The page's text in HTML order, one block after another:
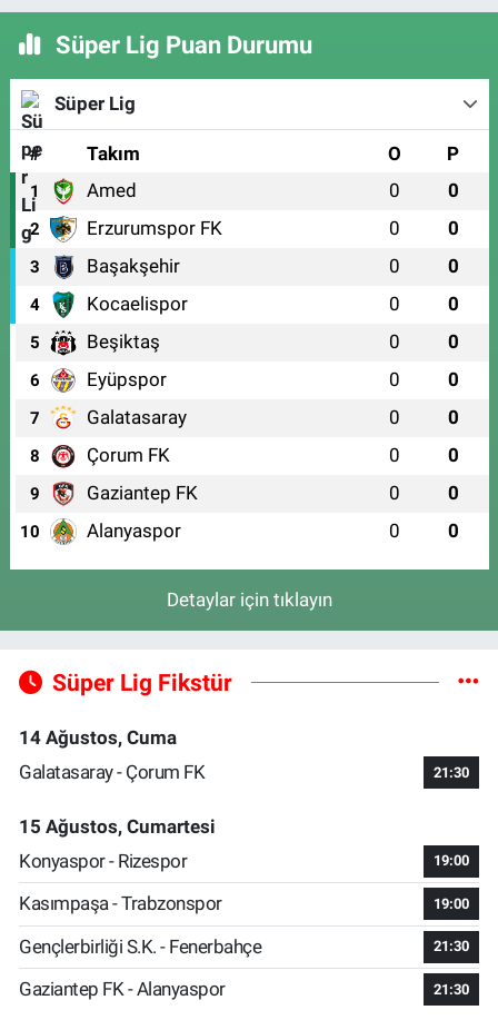
Süper Lig Puan Durumu
Süper Lig
# Takım O P
1 Amed 0 0
2 Erzurumspor FK 0 0
3 Başakşehir 0 0
4 Kocaelispor 0 0
5 Beşiktaş 0 0
6 Eyüpspor 0 0
7 Galatasaray 0 0
8 Çorum FK 0 0
9 Gaziantep FK 0 0
10 Alanyaspor 0 0
Detaylar için tıklayın
Süper Lig Fikstür
14 Ağustos, Cuma
Galatasaray - Çorum FK
21:30
15 Ağustos, Cumartesi
Konyaspor - Rizespor
19:00
Kasımpaşa - Trabzonspor 19:00
Gençlerbirliği S.K. - Fenerbahçe 21:30
Gaziantep FK - Alanyaspor 21:30